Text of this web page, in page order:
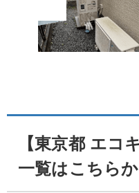
【東京都 エコ
一覧はこちら